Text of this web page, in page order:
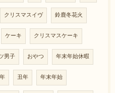
クリスマスイヴ 鈴鹿冬花火
ケーキ クリスマスケーキ
男子 おやつ 年末年始休暇
丑年 年末年始